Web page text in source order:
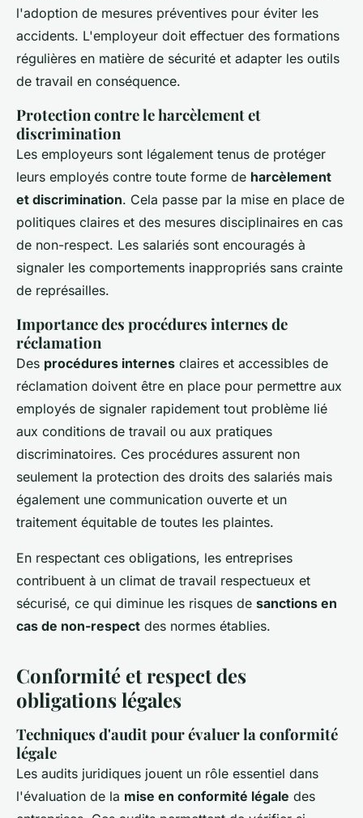
l'adoption de mesures préventives pour éviter les
accidents. L'employeur doit effectuer des formations
régulières en matière de sécurité et adapter les outils
de travail en conséquence.
Protection contre le harcèlement et
discrimination
Les employeurs sont légalement tenus de protéger
leurs employés contre toute forme de harcèlement
et discrimination. Cela passe par la mise en place de
politiques claires et des mesures disciplinaires en cas
de non-respect. Les salariés sont encouragés à
signaler les comportements inappropriés sans crainte
de représailles.
Importance des procédures internes de
réclamation
Des procédures internes claires et accessibles de
réclamation doivent être en place pour permettre aux
employés de signaler rapidement tout problème lié
aux conditions de travail ou aux pratiques
discriminatoires. Ces procédures assurent non
seulement la protection des droits des salariés mais
également une communication ouverte et un
traitement équitable de toutes les plaintes.
En respectant ces obligations, les entreprises
contribuent à un climat de travail respectueux et
sécurisé, ce qui diminue les risques de sanctions en
cas de non-respect des normes établies.
Conformité et respect des
obligations légales
Techniques d'audit pour évaluer la conformité
légale
Les audits juridiques jouent un rôle essentiel dans
l'évaluation de la mise en conformité légale des